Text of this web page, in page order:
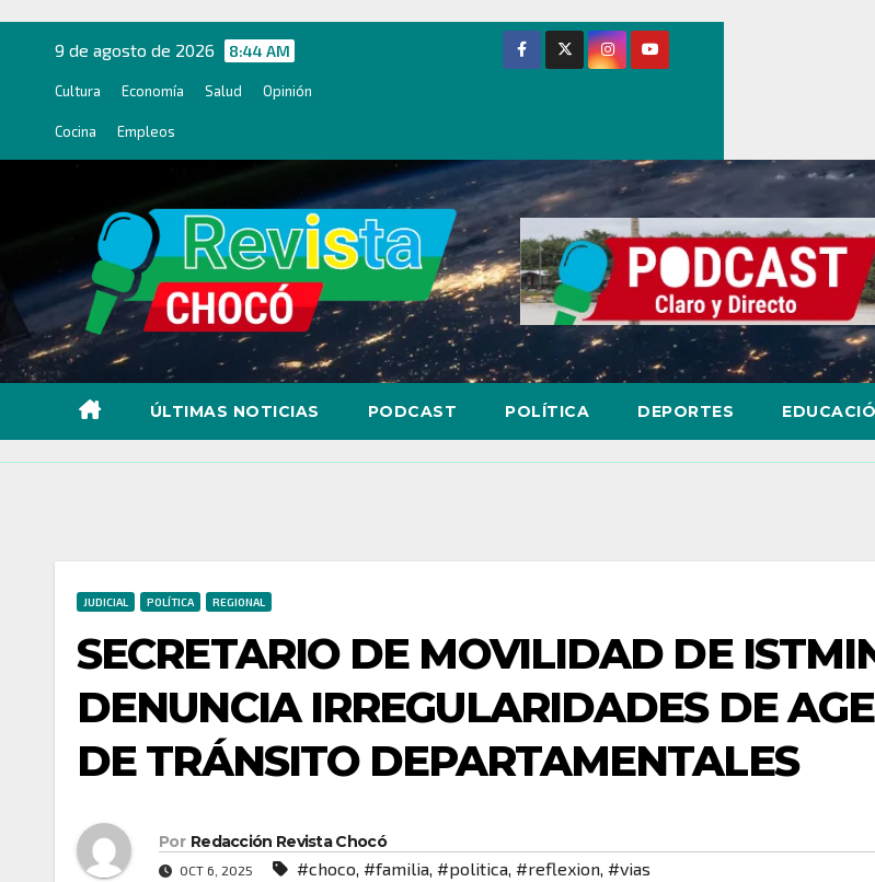
contenido
9 de agosto de 2026 8:44 AM
Cultura Economía Salud Opinión
Cocina Empleos
ÚLTIMAS NOTICIAS PODCAST POLÍTICA DEPORTES
JUDICIAL POLÍTICA REGIONAL
SECRETARIO DE MOVILIDAD DE
DENUNCIA IRREGULARIDADES DE
DE TRÁNSITO DEPARTAMENTALES
Por Redacción Revista Chocó
OCT 6, 2025 #choco #familia #politica #reflexion #vias